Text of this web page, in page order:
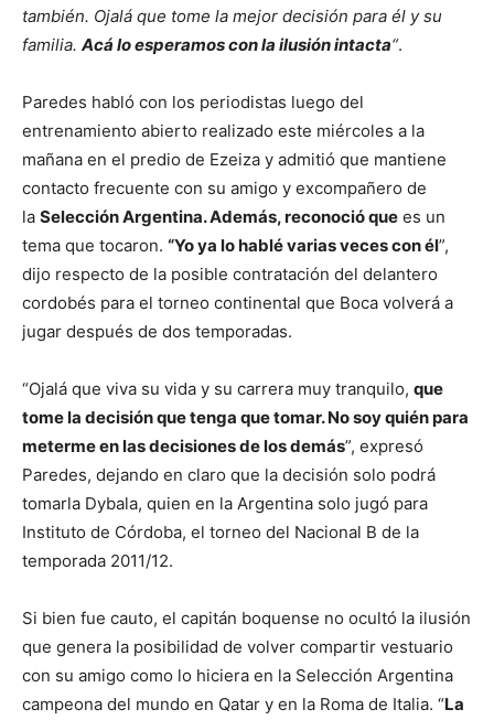
también. Ojalá que tome la mejor decisión para él y su
familia. Acá lo esperamos con la ilusión intacta“.
Paredes habló con los periodistas luego del
entrenamiento abierto realizado este miércoles a la
mañana en el predio de Ezeiza y admitió que mantiene
contacto frecuente con su amigo y excompañero de
la Selección Argentina. Además, reconoció que es un
tema que tocaron. “Yo ya lo hablé varias veces con él”,
dijo respecto de la posible contratación del delantero
cordobés para el torneo continental que Boca volverá a
jugar después de dos temporadas.
“Ojalá que viva su vida y su carrera muy tranquilo, que
tome la decisión que tenga que tomar. No soy quién para
meterme en las decisiones de los demás”, expresó
Paredes, dejando en claro que la decisión solo podrá
tomarla Dybala, quien en la Argentina solo jugó para
Instituto de Córdoba, el torneo del Nacional B de la
temporada 2011/12.
Si bien fue cauto, el capitán boquense no ocultó la ilusión
que genera la posibilidad de volver compartir vestuario
con su amigo como lo hiciera en la Selección Argentina
campeona del mundo en Qatar y en la Roma de Italia. “La